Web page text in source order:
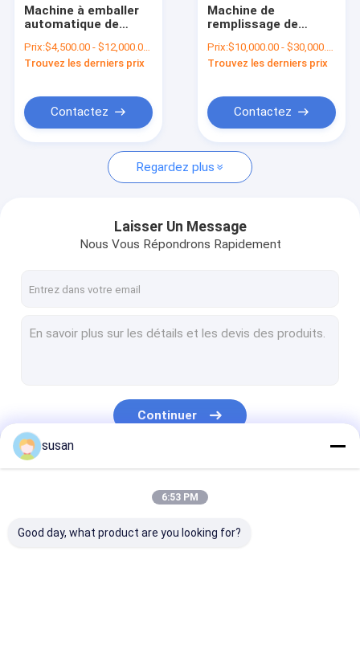
Contactez-nous
Demandez une citation
Mélangeur d'émulsifiant cosmétique
Mélangeur d'émulsifiant de laboratoire
Machine liquide de mélangeur
Parfum faisant la machine
Machine de scellage remplissante de tube
Machine de plante aquatique de RO
Machine à emballer
automatique de
remplissage de
bouteilles 6500BPH
Prix:$4,500.00 - $12,000.00/Sets
Trouvez les derniers prix
Contactez
Machine de
remplissage de
automatique d'huile
essentielle de
Prix:$10,000.00 - $30,000.00/Sets
Trouvez les derniers prix
Contactez
Regardez plus
Laisser Un Message
Nous Vous Répondrons Rapidement
Continuer
susan
6:53 PM
Good day, what product are you looking for?